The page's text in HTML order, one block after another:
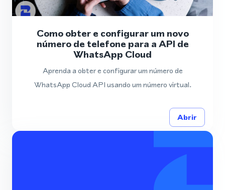
Como obter e configurar um novo
número de telefone para a API de
WhatsApp Cloud
Aprenda a obter e configurar um número de
WhatsApp Cloud API usando um número virtual.
Abrir